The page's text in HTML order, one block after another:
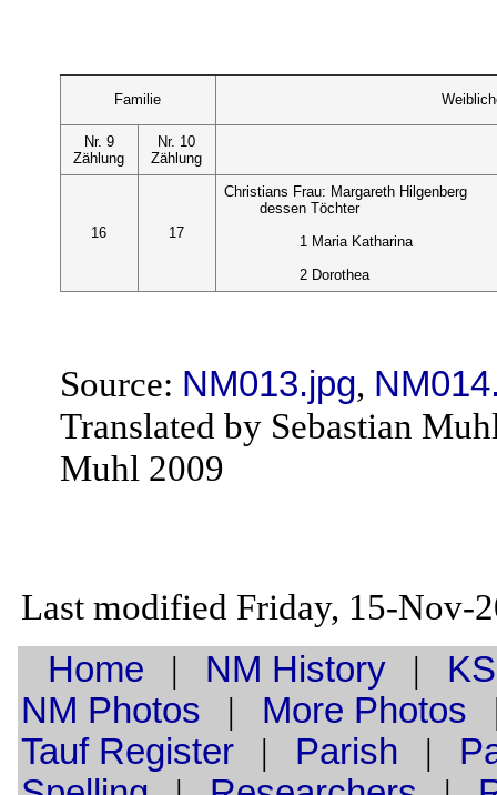
Familie
Nr. 9
Zählung
Nr. 10
Zählung
16 17
Christians Frau: Margareth Hilgenberg
dessen Töchter
1 Maria Katharina
2 Dorothea
Source: NM013.jpg,
Translated by Sebastian
Muhl 2009
Last modified Friday, 15-Nov-
Home | NM History|
NM Photos | More Photos
TaufRegister| Parish |